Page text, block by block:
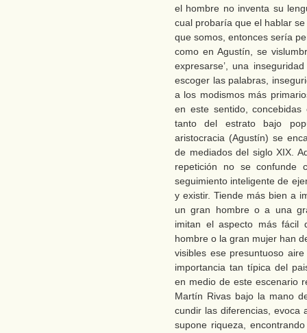
el hombre no inventa su
cual probaría que el hablar
que somos, entonces sería
como en Agustín, se
expresarse’, una
escoger las palabras,
a los modismos más
en este sentido, concebidas
tanto del estrato bajo
aristocracia (Agustín) se
de mediados del siglo XIX.
repetición no se confunde
seguimiento inteligente de
y existir. Tiende más bien a
un gran hombre o a una
imitan el aspecto más
hombre o la gran mujer han
visibles ese presuntuoso
importancia tan típica del
en medio de este escenario
Martín Rivas bajo la mano
cundir las diferencias, evoca
supone riqueza,